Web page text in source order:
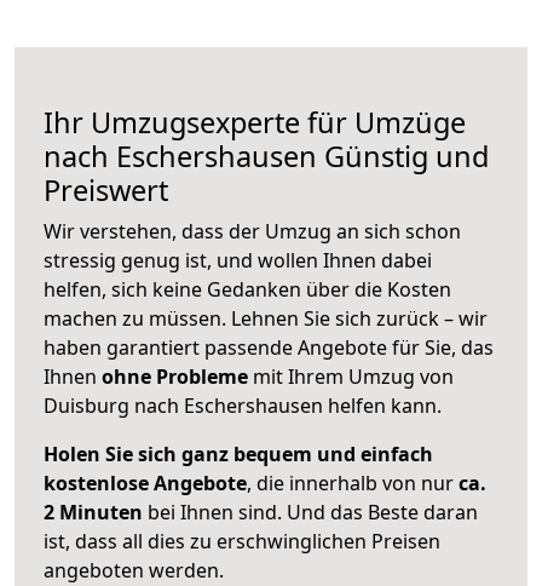
Ihr Umzugsexperte für Umzüge
nach Eschershausen Günstig und
Preiswert
Wir verstehen, dass der Umzug an sich schon
stressig genug ist, und wollen Ihnen dabei
helfen, sich keine Gedanken über die Kosten
machen zu müssen. Lehnen Sie sich zurück – wir
haben garantiert passende Angebote für Sie, das
Ihnen ohne Probleme mit Ihrem Umzug von
Duisburg nach Eschershausen helfen kann.
Holen Sie sich ganz bequem und einfach
kostenlose Angebote, die innerhalb von nurca.
2 Minuten bei Ihnen sind. Und das Beste daran
ist, dass all dies zu erschwinglichen Preisen
angeboten werden.